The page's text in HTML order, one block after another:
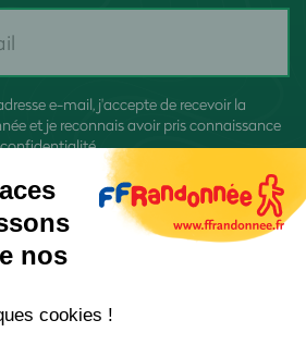
e-mail, j'accepte de recevoir la
et je reconnais avoir pris connaissance
nos
cookies !